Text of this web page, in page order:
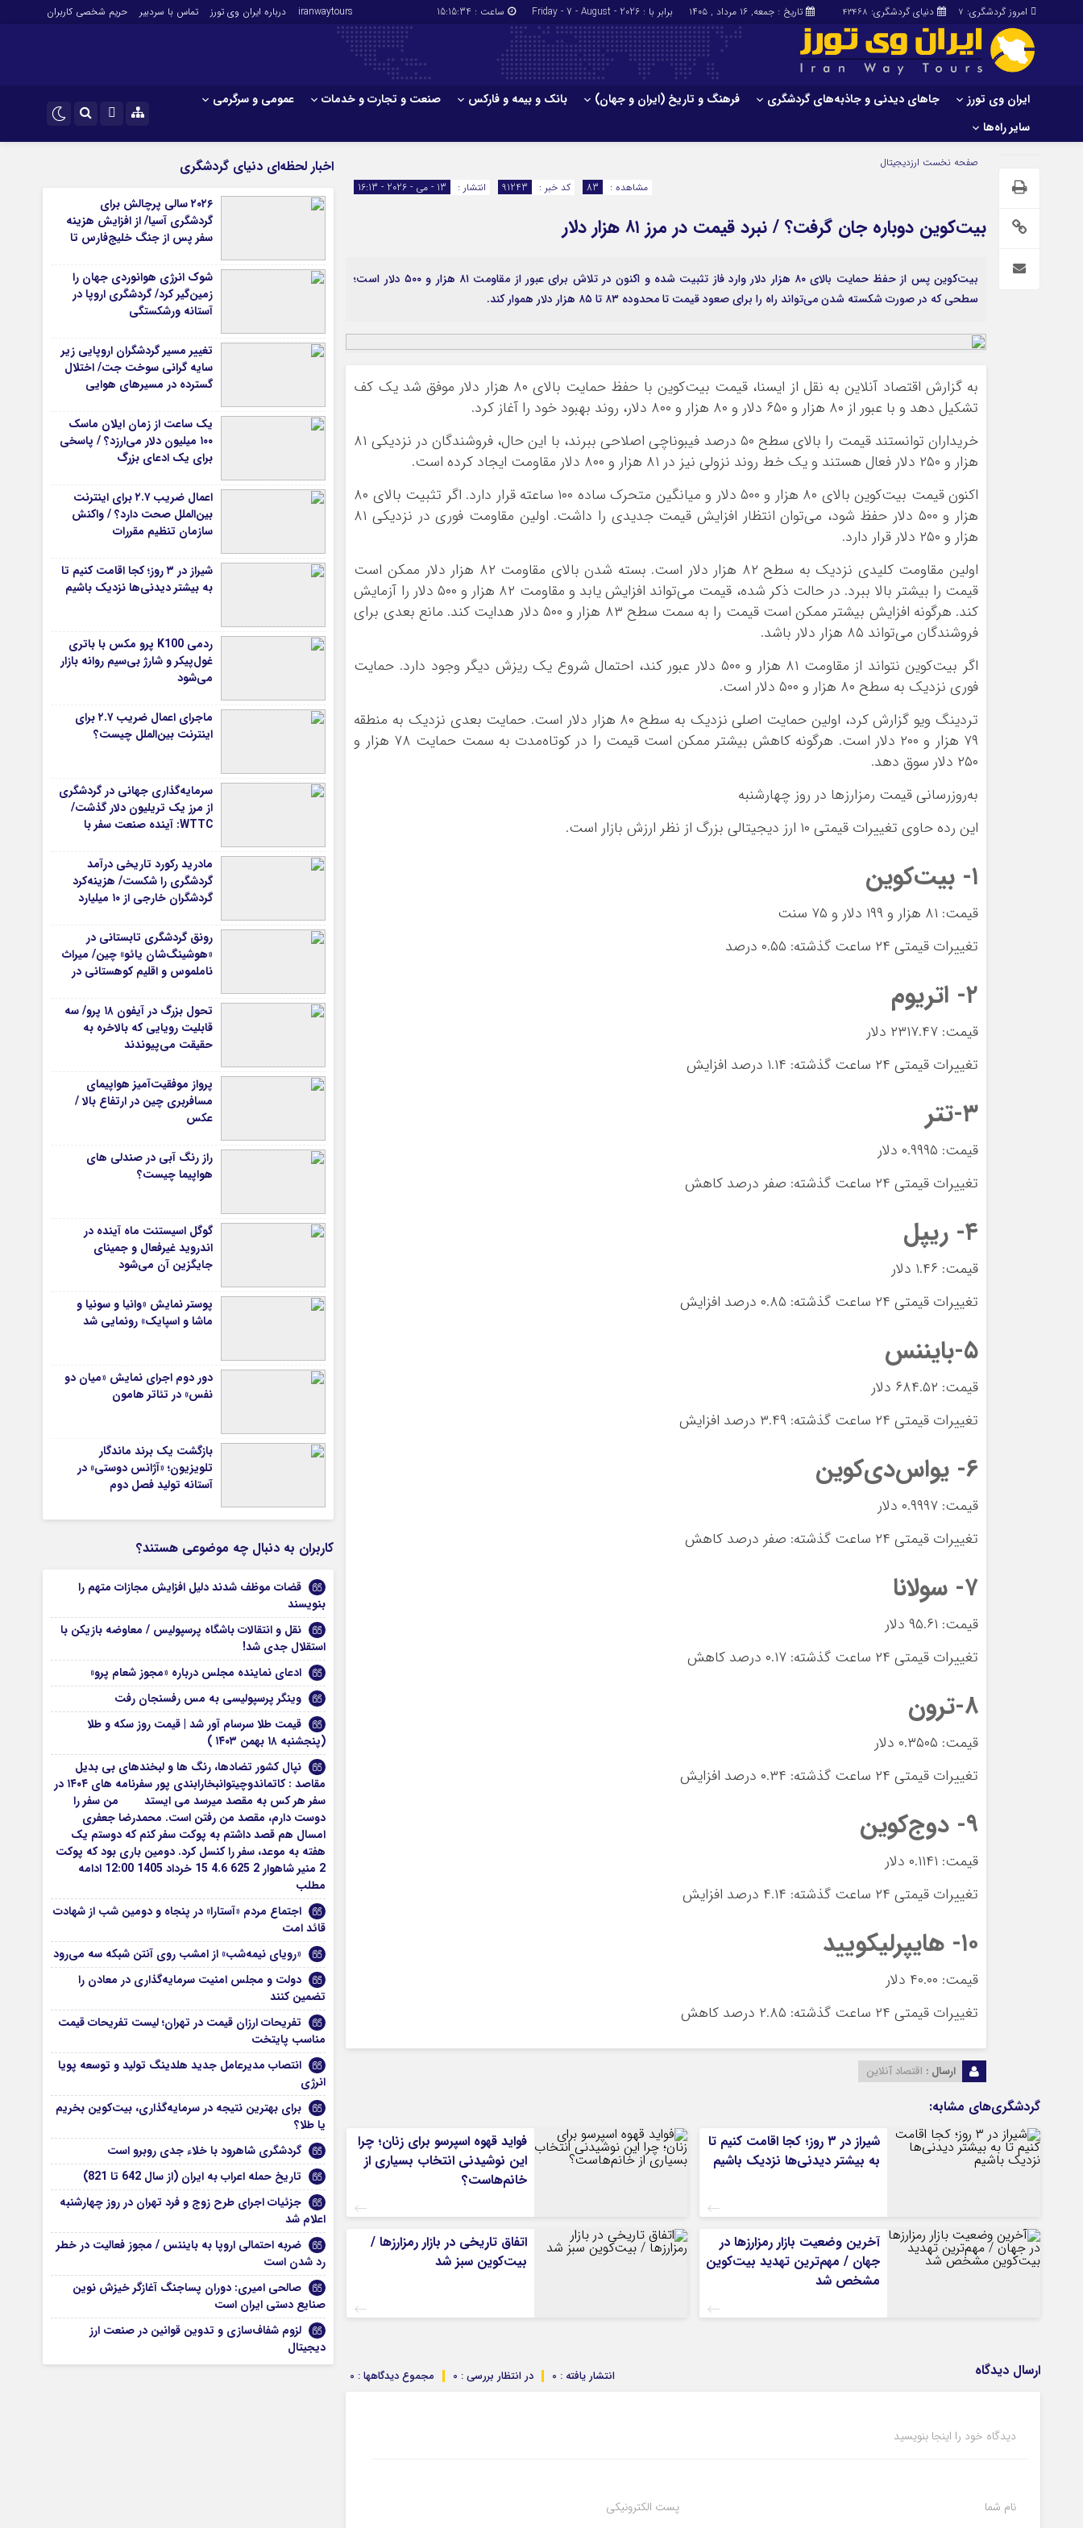
دنیای گردشگری: 43468 امروز گردشگری: 7 تاریخ : جمعه, ۱۶ مرداد , ۱۴۰۵ برابر با : Friday - 7 - August - 2026 ساعت : 15:15:35
iranwaytours درباره ایران وی تورز تماس با سردبیر حریم شخصی کاربران
ایران وی تورز جاهای دیدنی و جاذبه‌های گردشگری فرهنگ و تاریخ (ایران و جهان) بانک و بیمه و فارکس صنعت و تجارت و خدمات
عمومی و سرگرمی
سایر راه‌ها
اینستاگرام
ایران وی تورز
شرایط بازنشر محتوا در ایران وی تورز
ایران سفر تور
غذا و رستوران
گزارش‌های خبری میراث فرهنگی
بانک و بیمه و فارکس
ارزدیجیتال
صنعت و تجارت و خدمات
اقتصاد گردشگری
خودرو
عمومی و سرگرمی
حقوق و قضایی
سایر راه‌ها
کارا دیلی
بلیط اتوبوس
مسیرهای نجف به کربلا
صفحه نخست ارزدیجیتال
انتشار :
13 - می - 2026 - 16:13 کد خبر : 91243 مشاهده : 83
بیت‌کوین دوباره جان گرفت؟ / نبرد قیمت در مرز ۸۱ هزار دلار
بیت‌کوین پس از حفظ حمایت بالای ۸۰ هزار دلار وارد فاز تثبیت شده و اکنون در تلاش برای عبور از مقاومت ۸۱ هزار و ۵۰۰ دلار است؛
سطحی که در صورت شکسته شدن می‌تواند راه را برای صعود قیمت تا محدوده ۸۳ تا ۸۵ هزار دلار هموار کند.
به گزارش اقتصاد آنلاین به نقل از ایسنا، قیمت بیت‌کوین با حفظ حمایت بالای ۸۰ هزار دلار موفق شد یک کف
تشکیل دهد و با عبور از ۸۰ هزار و ۶۵۰ دلار و ۸۰ هزار و ۸۰۰ دلار، روند بهبود خود را آغاز کرد.
خریداران توانستند قیمت را بالای سطح ۵۰ درصد فیبوناچی اصلاحی ببرند، با این حال، فروشندگان در نزدیکی ۸۱
هزار و ۲۵۰ دلار فعال هستند و یک خط روند نزولی نیز در ۸۱ هزار و ۸۰۰ دلار مقاومت ایجاد کرده است. ‌
اکنون قیمت بیت‌کوین بالای ۸۰ هزار و ۵۰۰ دلار و میانگین متحرک ساده ۱۰۰ ساعته قرار دارد. اگر تثبیت بالای ۸۰
هزار و ۵۰۰ دلار حفظ شود، می‌توان انتظار افزایش قیمت جدیدی را داشت. اولین مقاومت فوری در نزدیکی ۸۱
هزار و ۲۵۰ دلار قرار دارد.
اولین مقاومت کلیدی نزدیک به سطح ۸۲ هزار دلار است. بسته شدن بالای مقاومت ۸۲ هزار دلار ممکن است
قیمت را بیشتر بالا ببرد. در حالت ذکر شده، قیمت می‌تواند افزایش یابد و مقاومت ۸۲ هزار و ۵۰۰ دلار را آزمایش
کند. هرگونه افزایش بیشتر ممکن است قیمت را به سمت سطح ۸۳ هزار و ۵۰۰ دلار هدایت کند. مانع بعدی برای
فروشندگان می‌تواند ۸۵ هزار دلار باشد.
‌اگر بیت‌کوین نتواند از مقاومت ۸۱ هزار و ۵۰۰ دلار عبور کند، احتمال شروع یک ریزش دیگر وجود دارد. ‌حمایت
فوری نزدیک به سطح ۸۰ هزار و ۵۰۰ دلار است.
تردینگ ویو گزارش کرد، اولین حمایت اصلی نزدیک به سطح ۸۰ هزار دلار است. حمایت بعدی نزدیک به منطقه
۷۹ هزار و ۲۰۰ دلار است. هرگونه کاهش بیشتر ممکن است قیمت را در کوتاه‌مدت به سمت حمایت ۷۸ هزار و
۲۵۰ دلار سوق دهد.
به‌روزرسانی قیمت رمزارزها در روز چهارشنبه
این رده حاوی تغییرات قیمتی ۱۰ ارز دیجیتالی بزرگ از نظر ارزش بازار است.
۱- بیت‌کوین
قیمت: ۸۱ هزار و ۱۹۹ دلار و ۷۵ سنت
تغییرات قیمتی ۲۴ ساعت گذشته: ۰.۵۵ درصد
۲- اتریوم
قیمت: ۲۳۱۷.۴۷ دلار
تغییرات قیمتی ۲۴ ساعت گذشته: ۱.۱۴ درصد افزایش
۳-تتر
قیمت: ۰.۹۹۹۵ دلار
تغییرات قیمتی ۲۴ ساعت گذشته: صفر درصد کاهش
۴- ریپل
قیمت: ۱.۴۶ دلار
تغییرات قیمتی ۲۴ ساعت گذشته: ۰.۸۵ درصد افزایش
۵-بایننس
قیمت: ۶۸۴.۵۲ دلار
تغییرات قیمتی ۲۴ ساعت گذشته: ۳.۴۹ درصد افزایش
۶- یواس‌دی‌کوین
قیمت: ۰.۹۹۹۷ دلار
تغییرات قیمتی ۲۴ ساعت گذشته: صفر درصد کاهش
۷- سولانا
قیمت: ۹۵.۶۱ دلار
تغییرات قیمتی ۲۴ ساعت گذشته: ۰.۱۷ درصد کاهش
۸-ترون
قیمت: ۰.۳۵۰۵ دلار
تغییرات قیمتی ۲۴ ساعت گذشته: ۰.۳۴ درصد افزایش
۹- دوج‌کوین
قیمت: ۰.۱۱۴۱ دلار
تغییرات قیمتی ۲۴ ساعت گذشته: ۴.۱۴ درصد افزایش
۱۰- هایپرلیکویید
قیمت: ۴۰.۰۰ دلار
تغییرات قیمتی ۲۴ ساعت گذشته: ۲.۸۵ درصد کاهش
ارسال : اقتصاد آنلاین
گردشگری‌های مشابه:
شیراز در ۳ روز؛ کجا اقامت کنیم تا
به بیشتر دیدنی‌ها نزدیک باشیم
فواید قهوه اسپرسو برای زنان؛ چرا
این نوشیدنی انتخاب بسیاری از
خانم‌هاست؟
آخرین وضعیت بازار رمزارزها در
جهان / مهم‌ترین تهدید بیت‌کوین
مشخص شد
اتفاق تاریخی در بازار رمزارزها /
بیت‌کوین سبز شد
ارسال دیدگاه مجموع دیدگاهها : 0 در انتظار بررسی : 0 انتشار یافته : 0
دیدگاه خود را اینجا بنویسید
نام شما پست الکترونیکی
اخبار لحظه‌ای دنیای گردشگری
۲۰۲۶ سالی پرچالش برای
گردشگری آسیا/ از افزایش هزینه
سفر پس از جنگ خلیج‌فارس تا
شوک انرژی هوانوردی جهان را
زمین‌گیر کرد/ گردشگری اروپا در
آستانه ورشکستگی
تغییر مسیر گردشگران اروپایی زیر
سایه گرانی سوخت جت/ اختلال
گسترده در مسیرهای هوایی
یک ساعت از زمان ایلان ماسک
۱۰۰ میلیون دلار می‌ارزد؟ / پاسخی
برای یک ادعای بزرگ
اعمال ضریب ۲.۷ برای اینترنت
بین‌الملل صحت دارد؟ / واکنش
سازمان تنظیم مقررات
شیراز در ۳ روز؛ کجا اقامت کنیم تا
به بیشتر دیدنی‌ها نزدیک باشیم
ردمی K100 پرو مکس با باتری
غول‌پیکر و شارژ بی‌سیم روانه بازار
می‌شود
ماجرای اعمال ضریب ۲.۷ برای
اینترنت بین‌الملل چیست؟
سرمایه‌گذاری جهانی در گردشگری
از مرز یک تریلیون دلار گذشت/
WTTC: آینده صنعت سفر با
تضمین می‌شود
مادرید رکورد تاریخی درآمد
گردشگری را شکست/ هزینه‌کرد
گردشگران خارجی از ۱۰ میلیارد
رونق گردشگری تابستانی در
«هوشینگ‌شان یائو» چین/ میراث
ناملموس و اقلیم کوهستانی در
تحول بزرگ در آیفون ۱۸ پرو/ سه
قابلیت رویایی که بالاخره به
حقیقت می‌پیوندند
پرواز موفقیت‌آمیز هواپیمای
مسافربری چین در ارتفاع بالا /
عکس
راز رنگ آبی در صندلی های
هواپیما چیست؟
گوگل اسیستنت ماه آینده در
اندروید غیرفعال و جمینای
جایگزین آن می‌شود
پوستر نمایش «وانیا و سونیا و
ماشا و اسپایک» رونمایی شد
دور دوم اجرای نمایش «میان دو
نفس» در تئاتر هامون
بازگشت یک برند ماندگار
تلویزیون؛ «آژانس دوستی» در
آستانه تولید فصل دوم
کاربران به دنبال چه موضوعی هستند؟
قضات موظف شدند دلیل افزایش مجازات متهم را
بنویسند
نقل و انتقالات باشگاه پرسپولیس / معاوضه بازیکن با
استقلال جدی شد!
ادعای نماینده مجلس درباره «مجوز شعام پرو»
وینگر پرسپولیسی به مس رفسنجان رفت
قیمت طلا سرسام آور شد | قیمت روز سکه و طلا
(پنجشنبه ۱۸ بهمن ۱۴۰۳ )
نپال کشور تضادها، رنگ ها و لبخندهای بی بدیل
مقاصد : کاتماندوچیتوانبخارابندی پور سفرنامه های ۱۴۰۴ در
سفر هر کس به مقصد میرسد می ایستد من سفر را
دوست دارم، مقصد من رفتن است. محمدرضا جعفری
امسال هم قصد داشتم به پوکت سفر کنم که دوستم یک
هفته به موعد، سفر را کنسل کرد. دومین باری بود که پوکت
2 منیر شاهوار 2 625 4.6 15 خرداد 1405 12:00 ادامه
مطلب
اجتماع مردم «آستارا» در پنجاه و دومین شب از شهادت
قائد امت
«رویای نیمه‌شب» از امشب روی آنتن شبکه سه می‌رود
دولت و مجلس امنیت سرمایه‌گذاری در معادن را
تضمین کنند
تفریحات ارزان قیمت در تهران؛ لیست تفریحات قیمت
مناسب پایتخت
انتصاب مدیرعامل جدید هلدینگ تولید و توسعه پویا
انرژی
برای بهترین نتیجه در سرمایه‌گذاری، بیت‌کوین بخریم
یا طلا؟
گردشگری شاهرود با خلاء جدی روبرو است
تاریخ حمله اعراب به ایران (از سال 642 تا 821)
جزئیات اجرای طرح زوج و فرد تهران در روز چهارشنبه
اعلام شد
ضربه احتمالی اروپا به بایننس / مجوز فعالیت در خطر
رد شدن است
صالحی امیری: دوران پساجنگ آغازگر خیزش نوین
صنایع دستی ایران است
لزوم شفاف‌سازی و تدوین قوانین در صنعت ارز
دیجیتال